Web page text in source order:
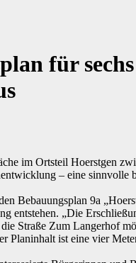
für
im Ortsteil Hoerstgen
– eine
Bebauungsplan 9a
entstehen. „Die
Straße Zum Langerhof
Planinhalt ist eine vier